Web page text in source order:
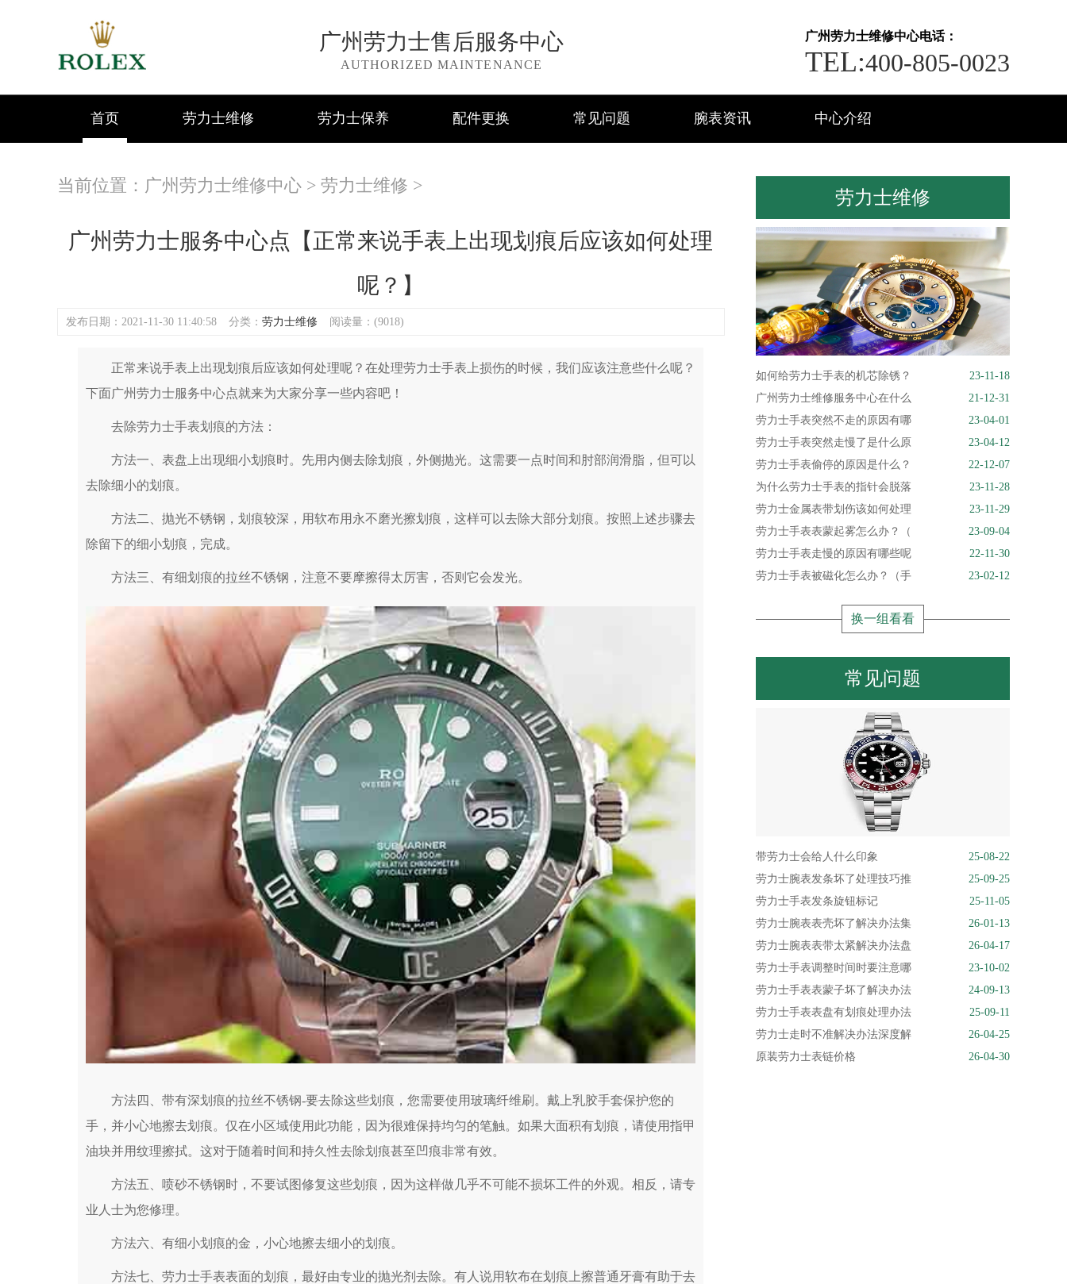
广州劳力士售后服务中心
AUTHORIZED MAINTENANCE
广州劳力士维修中心电话：
TEL:400-805-0023
首页 劳力士维修 劳力士保养 配件更换 常见问题 腕表资讯 中心介绍
当前位置： 广州劳力士维修中心 > 劳力士维修 >
广州劳力士服务中心点【正常来说手表上出现划痕后应该如何处理
呢？】
发布日期：2021-11-30 11:40:58 分类： 劳力士维修 阅读量：(9018)
正常来说手表上出现划痕后应该如何处理呢？在处理劳力士手表上损伤的时候，我们应该注意些什么呢？
下面广州劳力士服务中心点就来为大家分享一些内容吧！
去除劳力士手表划痕的方法：
方法一、表盘上出现细小划痕时。先用内侧去除划痕，外侧抛光。这需要一点时间和肘部润滑脂，但可以
去除细小的划痕。
方法二、抛光不锈钢，划痕较深，用软布用永不磨光擦划痕，这样可以去除大部分划痕。按照上述步骤去
除留下的细小划痕，完成。
方法三、有细划痕的拉丝不锈钢，注意不要摩擦得太厉害，否则它会发光。
方法四、带有深划痕的拉丝不锈钢-要去除这些划痕，您需要使用玻璃纤维刷。戴上乳胶手套保护您的
手，并小心地擦去划痕。仅在小区域使用此功能，因为很难保持均匀的笔触。如果大面积有划痕，请使用指甲
油块并用纹理擦拭。这对于随着时间和持久性去除划痕甚至凹痕非常有效。
方法五、喷砂不锈钢时，不要试图修复这些划痕，因为这样做几乎不可能不损坏工件的外观。相反，请专
业人士为您修理。
方法六、有细小划痕的金，小心地擦去细小的划痕。
方法七、劳力士手表表面的划痕，最好由专业的抛光剂去除。有人说用软布在划痕上擦普通牙膏有助于去
劳力士维修
如何给劳力士手表的机芯除锈？
23-11-18
广州劳力士维修服务中心在什么
21-12-31
劳力士手表突然不走的原因有哪
23-04-01
劳力士手表突然走慢了是什么原
23-04-12
劳力士手表偷停的原因是什么？
22-12-07
为什么劳力士手表的指针会脱落
23-11-28
劳力士金属表带划伤该如何处理
23-11-29
劳力士手表表蒙起雾怎么办？（
23-09-04
劳力士手表走慢的原因有哪些呢
22-11-30
劳力士手表被磁化怎么办？（手
23-02-12
换一组看看
常见问题
带劳力士会给人什么印象
25-08-22
劳力士腕表发条坏了处理技巧推
25-09-25
劳力士手表发条旋钮标记
25-11-05
劳力士腕表表壳坏了解决办法集
26-01-13
劳力士腕表表带太紧解决办法盘
26-04-17
劳力士手表调整时间时要注意哪
23-10-02
劳力士手表表蒙子坏了解决办法
24-09-13
劳力士手表表盘有划痕处理办法
25-09-11
劳力士走时不准解决办法深度解
26-04-25
原装劳力士表链价格
26-04-30